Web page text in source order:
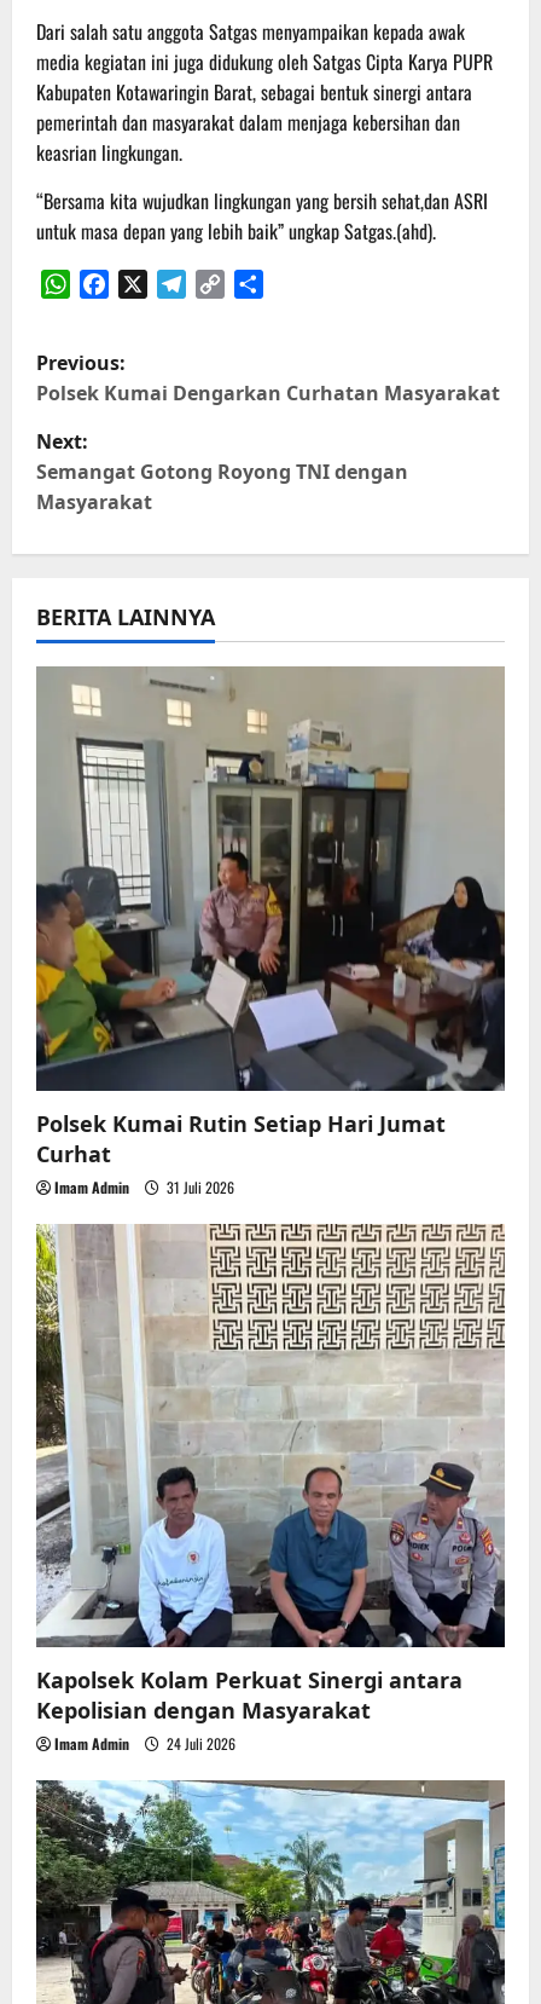
Dari salah satu anggota Satgas menyampaikan kepada awak
media kegiatan ini juga didukung oleh Satgas Cipta Karya PUPR
Kabupaten Kotawaringin Barat, sebagai bentuk sinergi antara
pemerintah dan masyarakat dalam menjaga kebersihan dan
keasrian lingkungan.
“Bersama kita wujudkan lingkungan yang bersih sehat,dan ASRI
untuk masa depan yang lebih baik” ungkap Satgas.(ahd).
P
o
s
t
n
a
v
i
o
n
Previous:
Polsek Kumai Dengarkan Curhatan Masyarakat
Next:
Semangat Gotong Royong TNI dengan
Masyarakat
BERITA LAINNYA
Polsek Kumai Rutin Setiap Hari Jumat
Curhat
Imam Admin 31 Juli 2026
Kapolsek Kolam Perkuat Sinergi antara
Kepolisian dengan Masyarakat
Imam Admin 24 Juli 2026